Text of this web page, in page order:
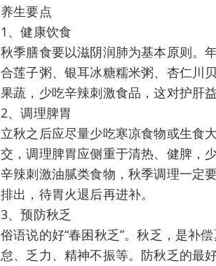
养生要点
1、健康饮食
秋季膳食要以滋阴润肺为基本原则。
合莲子粥、银耳冰糖糯米粥、杏仁川
果蔬，少吃辛辣刺激食品，这对护肝
2、调理脾胃
立秋之后应尽量少吃寒凉食物或生食
交，调理脾胃应侧重于清热、健脾，
辛辣刺激油腻类食物，秋季调理一定
排出，待胃火退后再进补。
3、预防秋乏
俗语说的好“春困秋乏”。秋乏，是补
怠、乏力、精神不振等。防秋乏的最